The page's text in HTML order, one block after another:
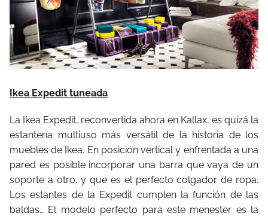
Ikea Expedit tuneada
La Ikea Expedit, reconvertida ahora en Kallax, es quizá la
estantería multiuso más versátil de la historia de los
muebles de Ikea. En posición vertical y enfrentada a una
pared es posible incorporar una barra que vaya de un
soporte a otro, y que es el perfecto colgador de ropa.
Los estantes de la Expedit cumplen la función de las
baldas… El modelo perfecto para este menester es la